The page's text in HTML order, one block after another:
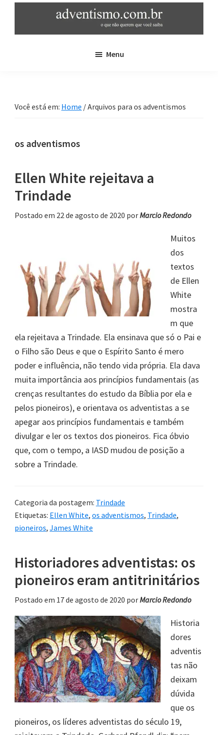
main
sidebar
que
saiba
Menu
Você está em: Home /Arquivos para os adventismos
os adventismos
Ellen White rejeitava a
Trindade
Postado em 22 de agosto de 2020 porMarcio Redondo
Muitos
dos
textos
de Ellen
White
mostra
m que
ela rejeitava a Trindade. Ela ensinava que só o Pai e
o Filho são Deus e que o Espírito Santo é mero
poder e influência, não tendo vida própria. Ela dava
muita importância aos princípios fundamentais (as
crenças resultantes do estudo da Bíblia por ela e
pelos pioneiros), e orientava os adventistas a se
apegar aos princípios fundamentais e também
divulgar e ler os textos dos pioneiros. Fica óbvio
que, com o tempo, a IASD mudou de posição a
sobre a Trindade.
Categoria da postagem: Trindade
Etiquetas: Ellen White, os adventismos, Trindade,
pioneiros, James White
Historiadores adventistas: os
pioneiros eram antitrinitários
Postado em 17 de agosto de 2020 porMarcio Redondo
Historia
dores
adventis
tas não
deixam
dúvida
que os
pioneiros, os líderes adventistas do século 19,